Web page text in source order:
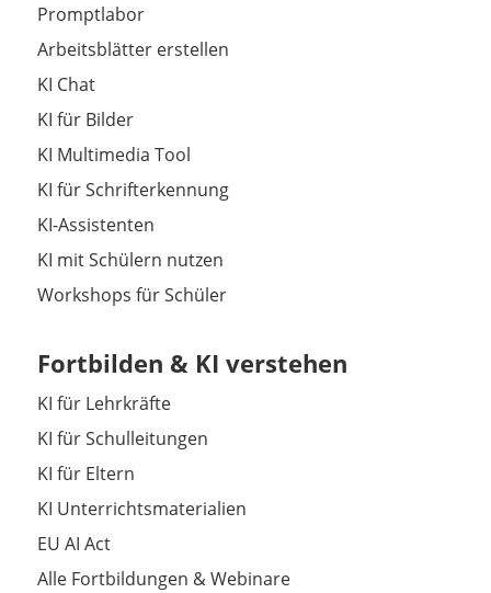
Promptlabor
Arbeitsblätter erstellen
KI Chat
KI für Bilder
KI Multimedia Tool
KI für Schrifterkennung
KI-Assistenten
KI mit Schülern nutzen
Workshops für Schüler
Fortbilden & KI verstehen
KI für Lehrkräfte
KI für Schulleitungen
KI für Eltern
KI Unterrichtsmaterialien
EU AI Act
Alle Fortbildungen & Webinare